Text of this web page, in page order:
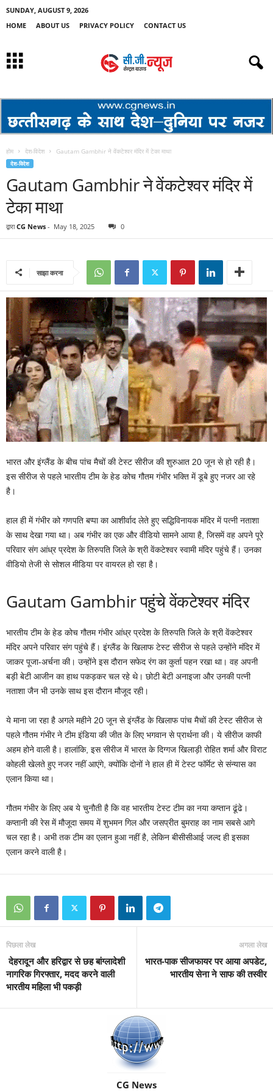
SUNDAY, AUGUST 9, 2026
HOME
ABOUT US PRIVACY POLICY CONTACT US
होम देश-विदेश Gautam Gambhir ने वेंकटेश्वर मंदिर में टेका माथा
देश-विदेश
Gautam Gambhir ने वेंकटेश्वर मंदिर में
टेका माथा
द्वारा CG News - May 18, 2025 0
साझा करना
भारत और इंग्लैंड के बीच पांच मैचों की टेस्ट सीरीज की शुरुआत 20 जून से हो रही है।
इस सीरीज से पहले भारतीय टीम के हेड कोच गौतम गंभीर भक्ति में डूबे हुए नजर आ रहे
है।
हाल ही में गंभीर को गणपति बप्पा का आशीर्वाद लेते हुए सद्धिविनायक मंदिर में पत्नी नताशा
के साथ देखा गया था। अब गंभीर का एक और वीडियो सामने आया है, जिसमें वह अपने पूरे
परिवार संग आंध्र प्रदेश के तिरुपति जिले के श्री वेंकटेश्वर स्वामी मंदिर पहुंचे हैं। उनका
वीडियो तेजी से सोशल मीडिया पर वायरल हो रहा है।
Gautam Gambhir पहुंचे वेंकटेश्वर मंदिर
भारतीय टीम के हेड कोच गौतम गंभीर आंध्र प्रदेश के तिरुपति जिले के श्री वेंकटेश्वर
मंदिर अपने परिवार संग पहुंचे हैं। इंग्लैंड के खिलाफ टेस्ट सीरीज से पहले उन्होंने मंदिर में
जाकर पूजा-अर्चना की। उन्होंने इस दौरान सफेद रंग का कुर्ता पहन रखा था। वह अपनी
बड़ी बेटी आजीन का हाथ पकड़कर चल रहे थे। छोटी बेटी अनाइजा और उनकी पत्नी
नताशा जैन भी उनके साथ इस दौरान मौजूद रही।
ये माना जा रहा है अगले महीने 20 जून से इंग्लैंड के खिलाफ पांच मैचों की टेस्ट सीरीज से
पहले गौतम गंभीर ने टीम इंडिया की जीत के लिए भगवान से प्रार्थना की। ये सीरीज काफी
अहम होने वाली है। हालांकि, इस सीरीज में भारत के दिग्गज खिलाड़ी रोहित शर्मा और विराट
कोहली खेलते हुए नजर नहीं आएंगे, क्योंकि दोनों ने हाल ही में टेस्ट फॉर्मेट से संन्यास का
एलान किया था।
गौतम गंभीर के लिए अब ये चुनौती है कि वह भारतीय टेस्ट टीम का नया कप्तान ढूंढे।
कप्तानी की रेस में मौजूदा समय में शुभमन गिल और जसप्रीत बुमराह का नाम सबसे आगे
चल रहा है। अभी तक टीम का एलान हुआ नहीं है, लेकिन बीसीसीआई जल्द ही इसका
एलान करने वाली है।
पिछला लेख
देहरादून और हरिद्वार से छह बांग्लादेशी
नागरिक गिरफ्तार, मदद करने वाली
भारतीय महिला भी पकड़ी
अगला लेख
भारत-पाक सीजफायर पर आया अपडेट,
भारतीय सेना ने साफ की तस्वीर
CG News